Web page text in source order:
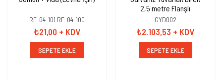
RF-04-101 RF-04-100
₺21,00 + KDV
SEPETE EKLE
2,5 metre Flanşlı
GYD002
₺2.103,53 + KDV
SEPETE EKLE